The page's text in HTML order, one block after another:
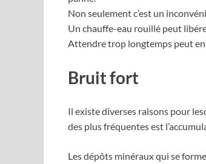
Non seulement c’est un
Un chauffe-eau rouillé peut
Attendre trop longtemps peut
Bruit fort
Il existe diverses raisons pour
des plus fréquentes est
Les dépôts minéraux qui se